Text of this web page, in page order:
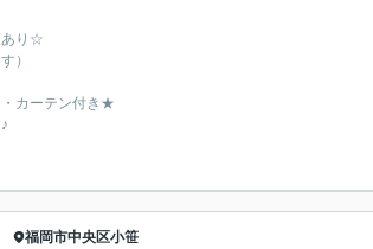
あり☆
）
カーテン付き★
福岡市中央区小笹